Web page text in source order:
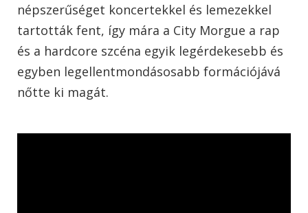
népszerűséget koncertekkel és lemezekkel
tartották fent, így mára a City Morgue a rap
és a hardcore szcéna egyik legérdekesebb és
egyben legellentmondásosabb formációjává
nőtte ki magát.